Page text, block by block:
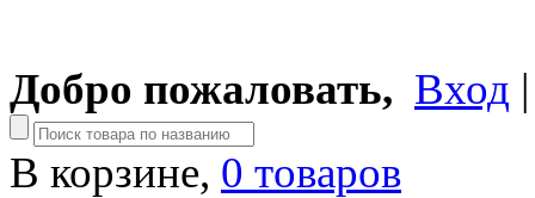
Добро пожаловать, Вход
В корзине, 0 товаров